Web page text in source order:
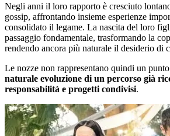
Negli anni il loro rapporto è cresciuto
gossip, affrontando insieme esperienze
consolidato il legame. La nascita del loro
passaggio fondamentale, trasformando la
rendendo ancora più naturale il desiderio di
Le nozze non rappresentano quindi un
naturale evoluzione di un percorso già
responsabilità e progetti condivisi.